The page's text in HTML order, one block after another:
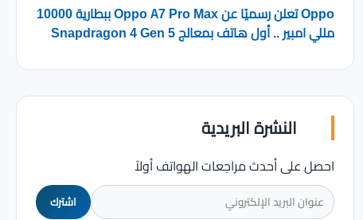
Oppo تعلن رسميًا عن Oppo A7 Pro Max ببطارية 10000
مللي امبير .. أول هاتف بمعالج Snapdragon 4 Gen 5
النشرة البريدية
احصل على أحدث مراجعات الهواتف أولاً
اشترك